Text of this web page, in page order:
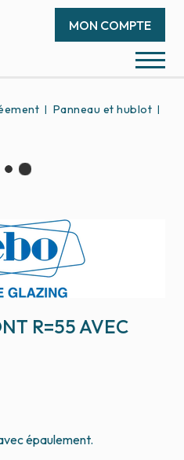
MON COMPTE
Panneau et hublot
R=55 AVEC
épaulement.